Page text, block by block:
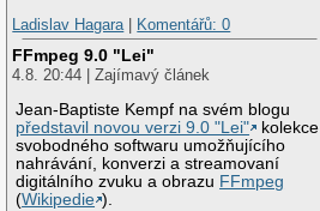
Ladislav Hagara
Komentářů: 0
FFmpeg 9.0 "Lei"
4.8. 20:44 | Zajímavý článek
Jean-Baptiste Kempf na svém blogu
představil novou verzi 9.0 "Lei"
kolekce
svobodného softwaru umožňujícího
nahrávání, konverzi a streamovaní
digitálního zvuku a obrazu FFmpeg
(Wikipedie ).